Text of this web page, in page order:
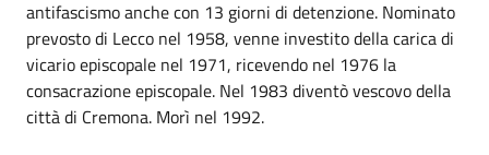
antifascismo anche con 13 giorni di detenzione. Nominato
prevosto di Lecco nel 1958, venne investito della carica di
vicario episcopale nel 1971, ricevendo nel 1976 la
consacrazione episcopale. Nel 1983 diventò vescovo della
città di Cremona. Morì nel 1992.